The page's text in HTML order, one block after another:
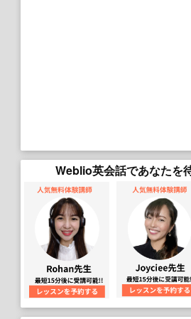
Weblio英会話であなたを